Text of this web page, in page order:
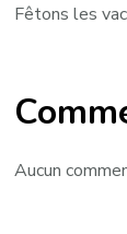
Fêtons les
Aucun